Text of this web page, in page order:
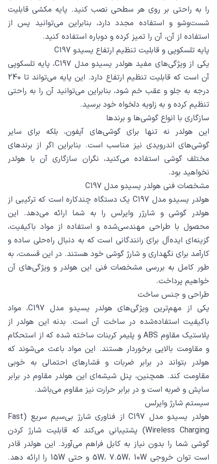
را به راحتی بر روی هر سطحی نصب کنید. پایه مکشی قابلیت
شست‌وشو و استفاده مجدد دارد، بنابراین می‌توانید پس از
استفاده از آن، آن را تمیز کرده و دوباره استفاده کنید.
پایه تلسکوپی و قابلیت تنظیم ارتفاع یسیدو C197
یکی از ویژگی‌های مفید هولدر یسیدو مدل C197، پایه تلسکوپی
آن است که قابلیت تنظیم ارتفاع دارد. این پایه می‌تواند تا 240
درجه به جلو و عقب خم شود، بنابراین می‌توانید آن را به راحتی
تنظیم کرده و به زاویه دلخواه خود برسید.
سازگاری با انواع گوشی‌ها و برندها
این هولدر نه تنها برای گوشی‌های آیفون، بلکه برای سایر
گوشی‌های اندرویدی نیز مناسب است. بنابراین اگر از برندهای
مختلف گوشی استفاده می‌کنید، نگران سازگاری آن با هولدر
نخواهید بود.
مشخصات فنی هولدر یسیدو مدل C197
هولدر یسیدو مدل C197 یک دستگاه چندکاره است که ترکیبی از
هولدر گوشی و شارژر وایرلس را به شما ارائه می‌دهد. این
محصول با طراحی مهندسی‌شده و استفاده از مواد باکیفیت،
گزینه‌ای ایده‌آل برای رانندگانی است که به دنبال راه‌حلی ساده و
کارآمد برای نگهداری و شارژ گوشی خود هستند. در این قسمت، به
طور کامل به بررسی مشخصات فنی این هولدر و ویژگی‌های آن
خواهیم پرداخت.
طراحی و جنس ساخت
یکی از مهم‌ترین ویژگی‌های هولدر یسیدو مدل C197، مواد
باکیفیت استفاده‌شده در ساخت آن است. بدنه این هولدر از
پلاستیک مقاوم ABS و پلیمر کربنات ساخته شده که از استحکام
و مقاومت بالایی برخوردار هستند. این مواد باعث می‌شوند که
هولدر بتواند در برابر ضربات و فشارهای احتمالی به خوبی
مقاومت کند. همچنین، پنل شیشه‌ای این هولدر مقاوم در برابر
سایش و ضربه است و در برابر حرارت نیز مقاوم می‌باشد.
سیستم شارژ وایرلس
هولدر یسیدو مدل C197 از فناوری شارژ بی‌سیم سریع (Fast
Wireless Charging) پشتیبانی می‌کند که قابلیت شارژ کردن
گوشی شما را بدون نیاز به کابل فراهم می‌آورد. این هولدر قادر
است توان خروجی 5W، 7.5W، 10W و حتی 15W را ارائه دهد.